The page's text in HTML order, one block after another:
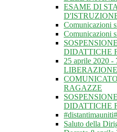
ESAME DI
Comunicazioni
Comunicazioni
DIDATTICHE
25 aprile 2020
LIBERAZIONE
RAGAZZE
DIDATTICHE
#distantimauniti#
Saluto della